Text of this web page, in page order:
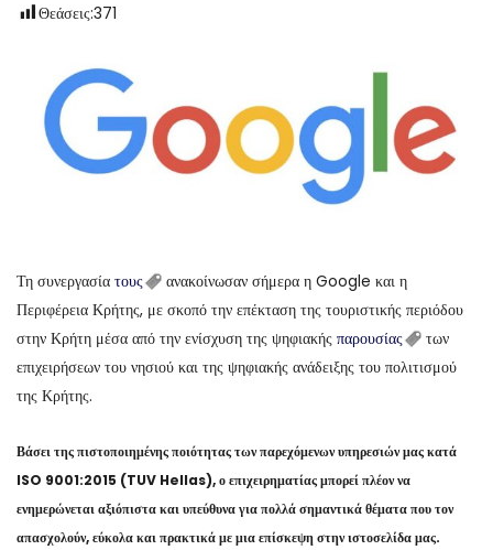
Θεάσεις:371
Τη συνεργασία τους
ανακοίνωσαν σήμερα η Google και η
Περιφέρεια Κρήτης, με σκοπό την επέκταση της τουριστικής περιόδου
στην Κρήτη μέσα από την ενίσχυση της ψηφιακής παρουσίας
των
επιχειρήσεων του νησιού και της ψηφιακής ανάδειξης του πολιτισμού
της Κρήτης.
Βάσει της πιστοποιημένης ποιότητας των παρεχόμενων υπηρεσιών μας κατά
ISO 9001:2015 (TUV Hellas), ο επιχειρηματίας μπορεί πλέον να
ενημερώνεται αξιόπιστα και υπεύθυνα για πολλά σημαντικά θέματα που τον
απασχολούν, εύκολα και πρακτικά με μια επίσκεψη στην ιστοσελίδα μας.